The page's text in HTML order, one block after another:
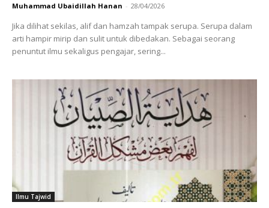
Muhammad Ubaidillah Hanan - 28/04/2026
Jika dilihat sekilas, alif dan hamzah tampak serupa. Serupa dalam
arti hampir mirip dan sulit untuk dibedakan. Sebagai seorang
penuntut ilmu sekaligus pengajar, sering...
Ilmu Tajwid